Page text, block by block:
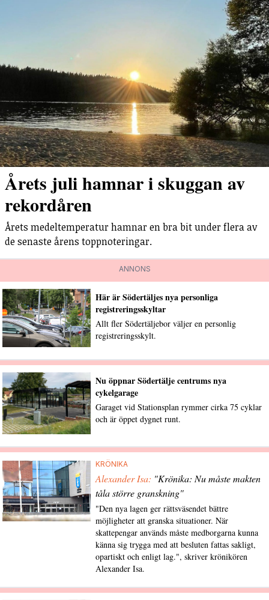
Årets juli hamnar i skuggan av
rekordåren
Årets medeltemperatur hamnar en bra bit under flera av
de senaste årens toppnoteringar.
ANNONS
Här är Södertäljes nya personliga
registreringsskyltar
Allt fler Södertäljebor väljer en personlig
registreringsskylt.
Nu öppnar Södertälje centrums nya
cykelgarage
Garaget vid Stationsplan rymmer cirka 75 cyklar
och är öppet dygnet runt.
KRÖNIKA
Alexander Isa: "Krönika: Nu måste makten
tåla större granskning"
"Den nya lagen ger rättsväsendet bättre
möjligheter att granska situationer. När
skattepengar används måste medborgarna kunna
känna sig trygga med att besluten fattas sakligt,
opartiskt och enligt lag.", skriver krönikören
Alexander Isa.